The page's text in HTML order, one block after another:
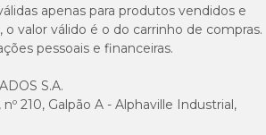
apenas para produtos vendidos e
valor válido é o do carrinho de compras.
pessoais e financeiras.
S.A.
210, Galpão A - Alphaville Industrial,